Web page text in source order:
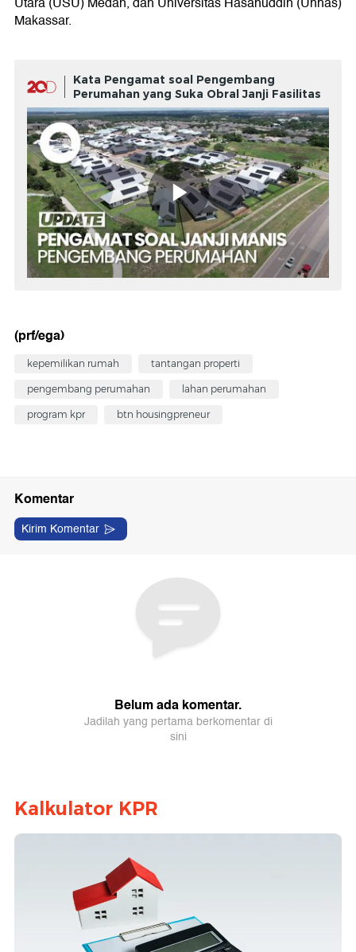
Makassar.
Kata Pengamat soal Pengembang
Perumahan yang Suka Obral Janji Fasilitas
(prf/ega)
kepemilikan rumah tantangan properti
pengembang perumahan lahan perumahan
program kpr btn housingpreneur
Kalkulator KPR